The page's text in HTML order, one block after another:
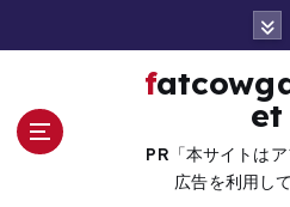
fatcowgames.n
et
PR「本サイトは
広告を利用し